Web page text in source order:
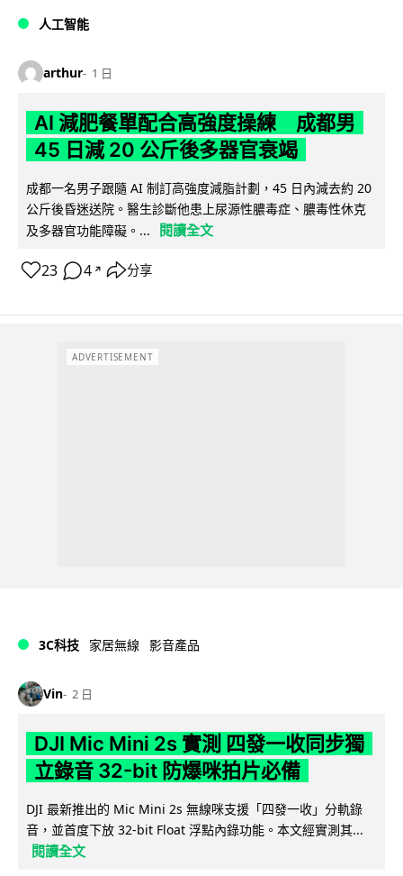
人工智能
arthur 1 日
AI 減肥餐單配合高強度操練 成都男
45 日減 20 公斤後多器官衰竭
成都一名男子跟隨 AI 制訂高強度減脂計劃，45 日內減去約 20
公斤後昏迷送院。醫生診斷他患上尿源性膿毒症、膿毒性休克
及多器官功能障礙。...
閱讀全文
23 4 ↗ 分享
ADVERTISEMENT
3C科技 家居無線 影音產品
Vin 2 日
DJI Mic Mini 2s 實測 四發一收同步獨
立錄音 32-bit 防爆咪拍片必備
DJI 最新推出的 Mic Mini 2s 無線咪支援「四發一收」分軌錄
音，並首度下放 32-bit Float 浮點內錄功能。本文經實測其...
閱讀全文